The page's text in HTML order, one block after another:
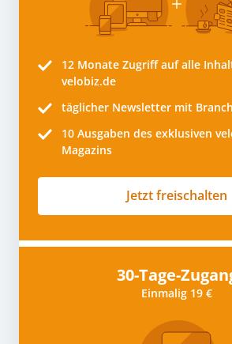
12 Monate Zugriff auf alle
velobiz.de
täglicher Newsletter mit
10 Ausgaben des exklusiven
Magazins
Jetzt freischalten
30-Tage-
Einmalig 19 €